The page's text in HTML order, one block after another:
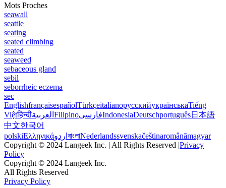
Mots Proches
seawall
seattle
seating
seated climbing
seated
seaweed
sebaceous gland
sebil
seborrheic eczema
sec
EnglishfrançaisespañolTürkçeitalianoрусскийукраїнськаTiếng
Việtहिन्दीالعربية FilipinoفارسیIndonesiaDeutschportuguês日本語
中文한국어
polskiΕλληνικάاردو বাংলাNederlandssvenskačeštinaromânămagyar
Copyright © 2024 Langeek Inc. | All Rights Reserved |Privacy
Policy
Copyright © 2024 Langeek Inc.
All Rights Reserved
Privacy Policy